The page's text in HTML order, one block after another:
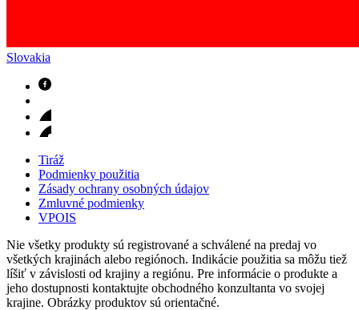
Slovakia
Tiráž
Podmienky použitia
Zásady ochrany osobných údajov
Zmluvné podmienky
VPOIS
Nie všetky produkty sú registrované a schválené na predaj vo
všetkých krajinách alebo regiónoch. Indikácie použitia sa môžu tiež
líšiť v závislosti od krajiny a regiónu. Pre informácie o produkte a
jeho dostupnosti kontaktujte obchodného konzultanta vo svojej
krajine. Obrázky produktov sú orientačné.